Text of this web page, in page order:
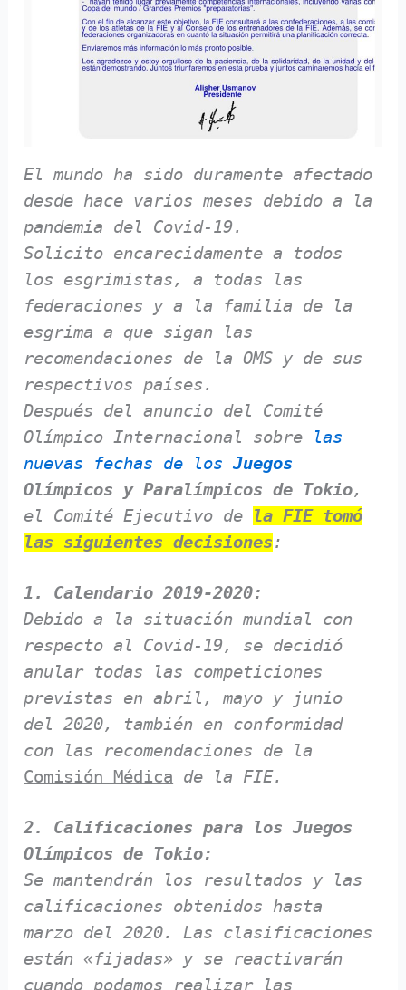
El mundo ha sido duramente afectado
desde hace varios meses debido a la
pandemia del Covid-19.
Solicito encarecidamente a todos
los esgrimistas, a todas las
federaciones y a la familia de la
esgrimaa que sigan las
recomendaciones de la OMS y de sus
respectivos países.
Después del anuncio del Comité
Olímpico Internacional sobre
las
nuevas fechas de losJuegos
Olímpicos y Paralímpicos de Tokio,
el Comité Ejecutivo de la FIE tomó
las siguientes decisiones:
1. Calendario 2019-2020:
Debido a la situación mundial con
respecto al Covid-19, se decidió
anular todas las competiciones
previstas en abril, mayo y junio
del 2020, también en conformidad
con las recomendaciones de la
Comisión Médica de la FIE.
2. Calificaciones para los Juegos
Olímpicos de Tokio:
Se mantendrán los resultados y las
calificaciones obtenidos hasta
marzo del 2020. Las clasificaciones
están «fijadas» y se reactivarán
cuando podamos realizar las